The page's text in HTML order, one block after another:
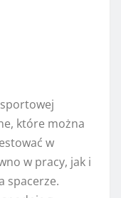
które można
w
w pracy, jak i
spacerze.